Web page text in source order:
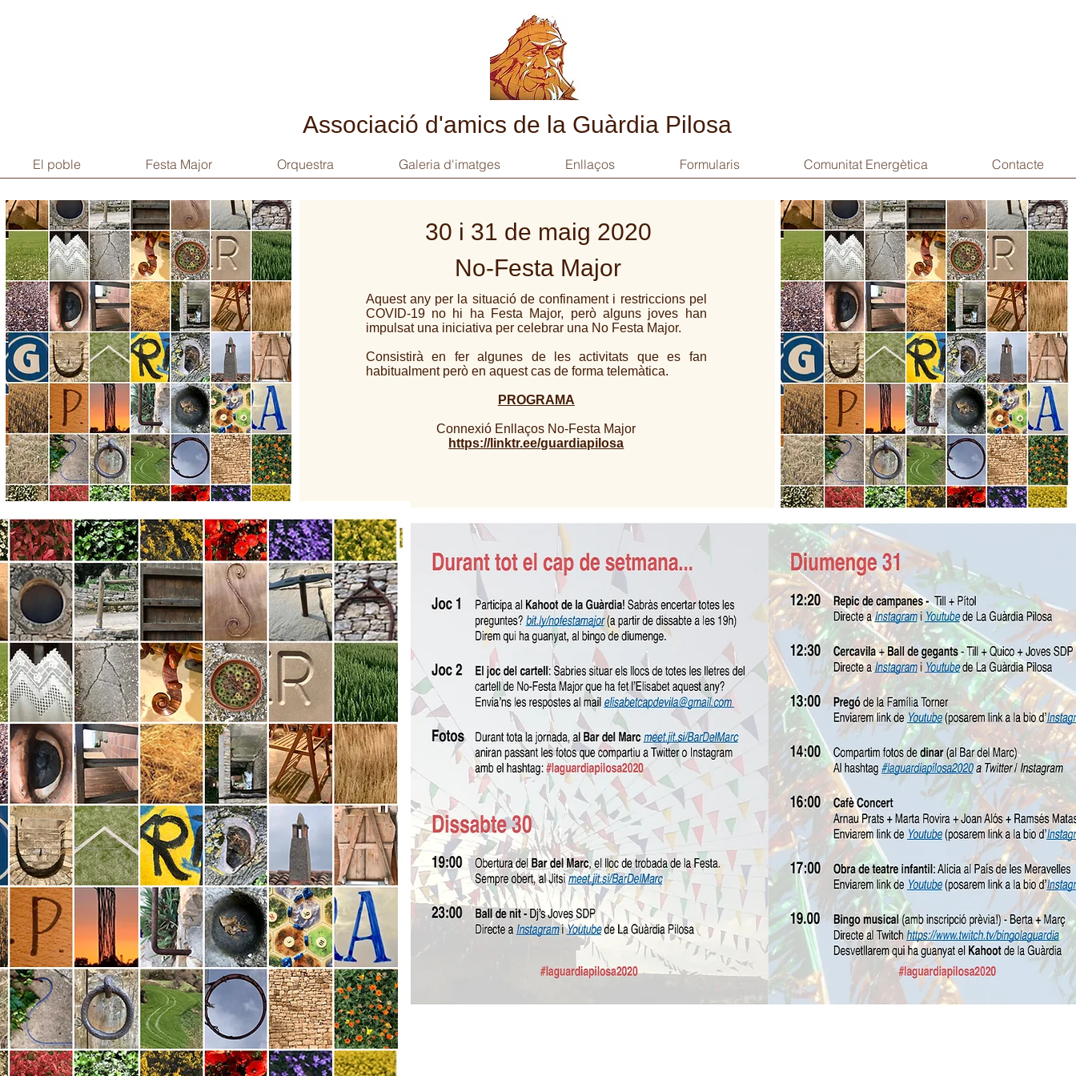
Associació d'amics de la Guàrdia Pilosa
El poble Festa Major Orquestra Galeria d'imatges Enllaços Formularis Comunitat Energètica Contacte
30 i 31 de maig 2020
No-Festa Major
Aquest any per la situació de confinament i restriccions pel
COVID-19 no hi ha Festa Major, però alguns joves han
impulsat una iniciativa per celebrar una No Festa Major.
Consistirà en fer algunes de les activitats que es fan
habitualment però en aquest cas de forma telemàtica.
PROGRAMA
Connexió Enllaços No-Festa Major
https://linktr.ee/guardiapilosa